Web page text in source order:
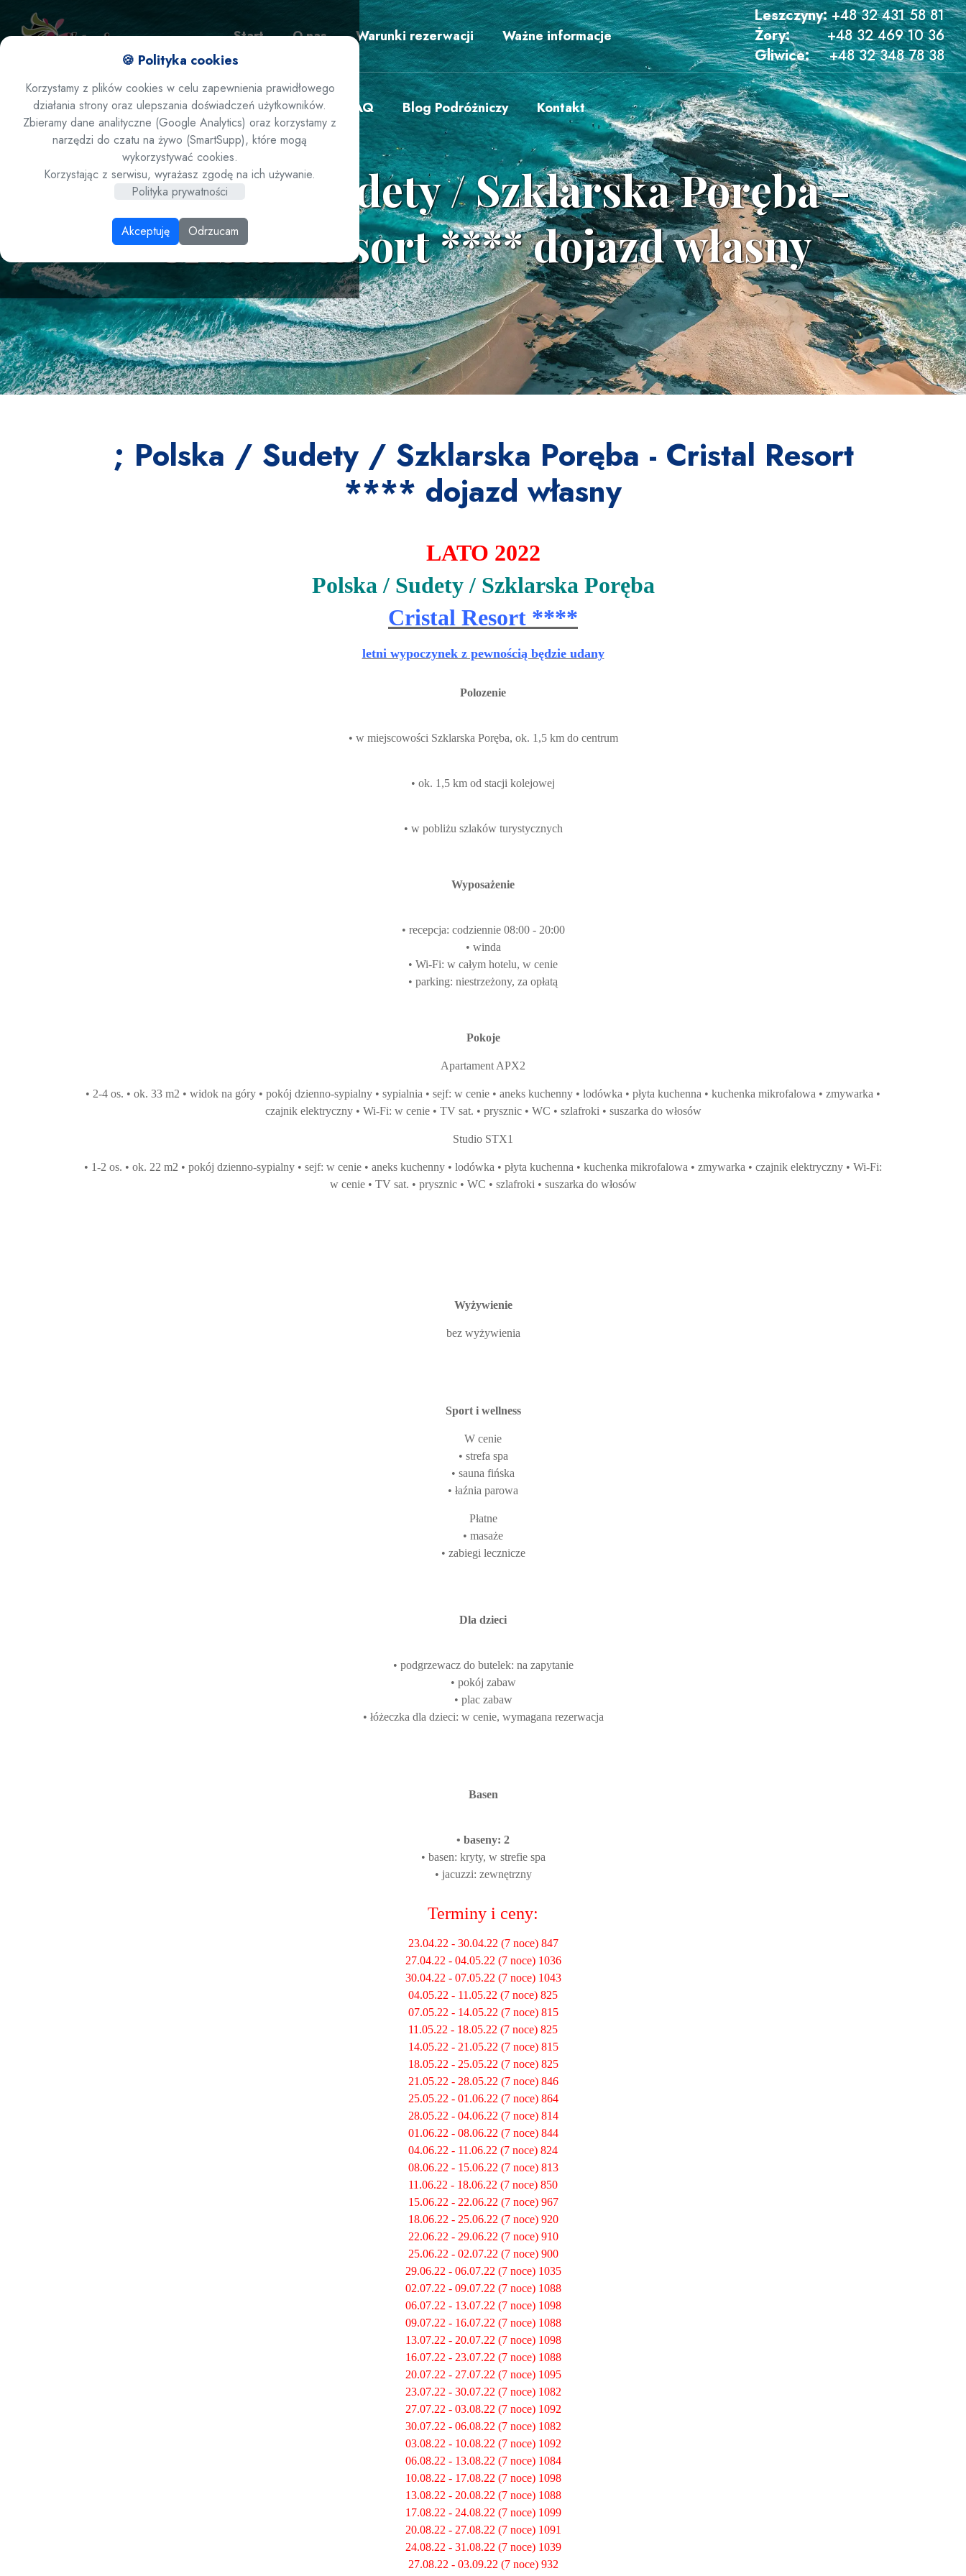
🍪 Polityka cookies
Korzystamy z plików cookies w celu zapewnienia prawidłowego
działania strony oraz ulepszania doświadczeń użytkowników.
Zbieramy dane analityczne (Google Analytics) oraz korzystamy z
narzędzi do czatu na żywo (SmartSupp), które mogą
wykorzystywać cookies.
Korzystając z serwisu, wyrażasz zgodę na ich używanie.
Polityka prywatności
Akceptuję Odrzucam
Start O nas Warunki rezerwacji Ważne informacje
Zamów ofertę FAQ Blog Podróżniczy Kontakt
Leszczyny:+48 32 431 58 81
Żory:
+48 32 469 10 36
Gliwice:
+48 32 348 78 38
; Polska / Sudety / Szklarska Poręba -
Cristal Resort **** dojazd własny
; Polska / Sudety / Szklarska Poręba - Cristal Resort
**** dojazd własny
LATO 2022
Polska / Sudety / Szklarska Poręba
Cristal Resort ****
letni wypoczynek z pewnością będzie udany
Polozenie
• w miejscowości Szklarska Poręba, ok. 1,5 km do centrum
• ok. 1,5 km od stacji kolejowej
• w pobliżu szlaków turystycznych
Wyposażenie
• recepcja: codziennie 08:00 - 20:00
• winda
• Wi-Fi: w całym hotelu, w cenie
• parking: niestrzeżony, za opłatą
Pokoje
Apartament APX2
• 2-4 os. • ok. 33 m2 • widok na góry • pokój dzienno-sypialny • sypialnia • sejf: w cenie • aneks kuchenny • lodówka • płyta kuchenna • kuchenka mikrofalowa • zmywarka •
czajnik elektryczny • Wi-Fi: w cenie • TV sat. • prysznic • WC • szlafroki • suszarka do włosów
Studio STX1
• 1-2 os. • ok. 22 m2 • pokój dzienno-sypialny • sejf: w cenie • aneks kuchenny • lodówka • płyta kuchenna • kuchenka mikrofalowa • zmywarka • czajnik elektryczny • Wi-Fi:
w cenie • TV sat. • prysznic • WC • szlafroki • suszarka do włosów
Wyżywienie
bez wyżywienia
Sport i wellness
W cenie
• strefa spa
• sauna fińska
• łaźnia parowa
Płatne
• masaże
• zabiegi lecznicze
Dla dzieci
• podgrzewacz do butelek: na zapytanie
• pokój zabaw
• plac zabaw
• łóżeczka dla dzieci: w cenie, wymagana rezerwacja
Basen
• baseny: 2
• basen: kryty, w strefie spa
• jacuzzi: zewnętrzny
Terminy i ceny:
23.04.22 - 30.04.22 (7 noce) 847
27.04.22 - 04.05.22 (7 noce) 1036
30.04.22 - 07.05.22 (7 noce) 1043
04.05.22 - 11.05.22 (7 noce) 825
07.05.22 - 14.05.22 (7 noce) 815
11.05.22 - 18.05.22 (7 noce) 825
14.05.22 - 21.05.22 (7 noce) 815
18.05.22 - 25.05.22 (7 noce) 825
21.05.22 - 28.05.22 (7 noce) 846
25.05.22 - 01.06.22 (7 noce) 864
28.05.22 - 04.06.22 (7 noce) 814
01.06.22 - 08.06.22 (7 noce) 844
04.06.22 - 11.06.22 (7 noce) 824
08.06.22 - 15.06.22 (7 noce) 813
11.06.22 - 18.06.22 (7 noce) 850
15.06.22 - 22.06.22 (7 noce) 967
18.06.22 - 25.06.22 (7 noce) 920
22.06.22 - 29.06.22 (7 noce) 910
25.06.22 - 02.07.22 (7 noce) 900
29.06.22 - 06.07.22 (7 noce) 1035
02.07.22 - 09.07.22 (7 noce) 1088
06.07.22 - 13.07.22 (7 noce) 1098
09.07.22 - 16.07.22 (7 noce) 1088
13.07.22 - 20.07.22 (7 noce) 1098
16.07.22 - 23.07.22 (7 noce) 1088
20.07.22 - 27.07.22 (7 noce) 1095
23.07.22 - 30.07.22 (7 noce) 1082
27.07.22 - 03.08.22 (7 noce) 1092
30.07.22 - 06.08.22 (7 noce) 1082
03.08.22 - 10.08.22 (7 noce) 1092
06.08.22 - 13.08.22 (7 noce) 1084
10.08.22 - 17.08.22 (7 noce) 1098
13.08.22 - 20.08.22 (7 noce) 1088
17.08.22 - 24.08.22 (7 noce) 1099
20.08.22 - 27.08.22 (7 noce) 1091
24.08.22 - 31.08.22 (7 noce) 1039
27.08.22 - 03.09.22 (7 noce) 932